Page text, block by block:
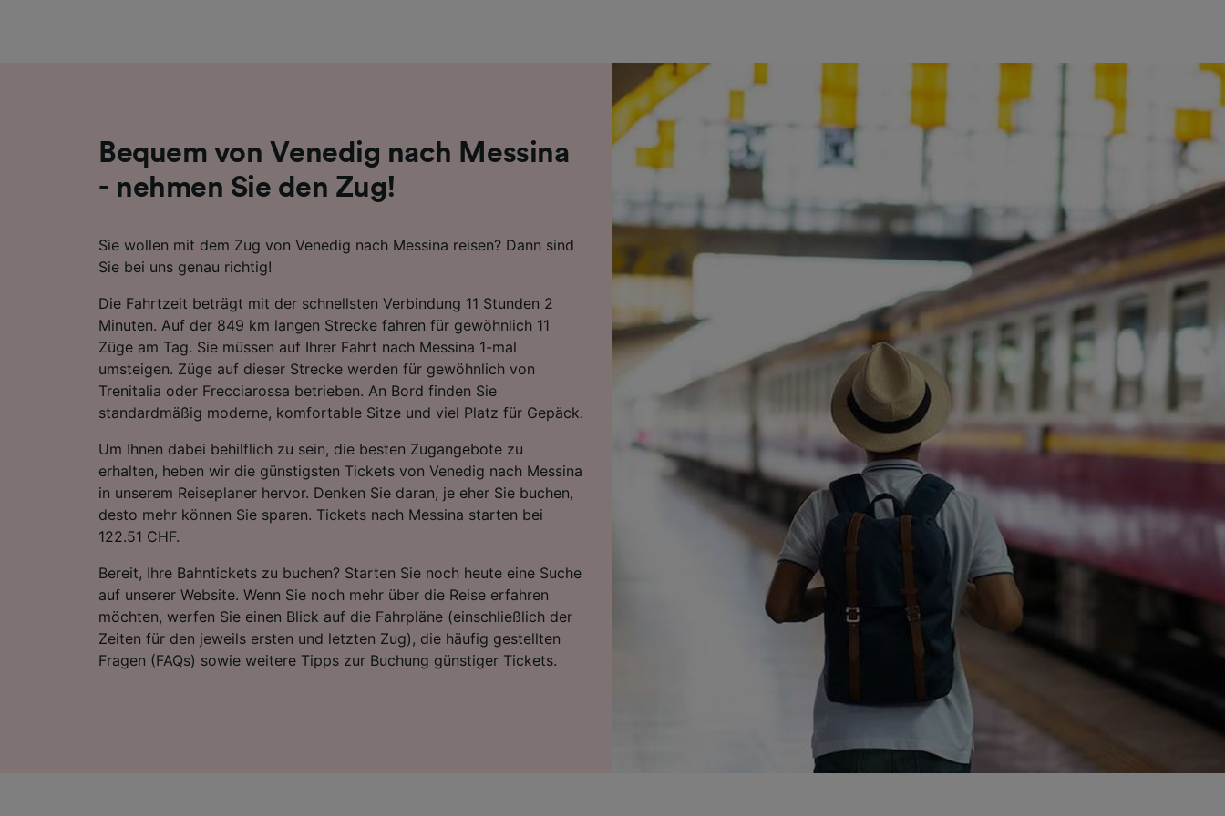
Bequem von Venedig nach Messina
- nehmen Sie den Zug!
Sie wollen mit dem Zug von Venedig nach Messina reisen? Dann sind
Sie bei uns genau richtig!
Die Fahrtzeit beträgt mit der schnellsten Verbindung 11 Stunden 2
Minuten. Auf der 849 km langen Strecke fahren für gewöhnlich 11
Züge am Tag. Sie müssen auf Ihrer Fahrt nach Messina 1-mal
umsteigen. Züge auf dieser Strecke werden für gewöhnlich von
Trenitalia oder Frecciarossa betrieben. An Bord finden Sie
standardmäßig moderne, komfortable Sitze und viel Platz für Gepäck.
Um Ihnen dabei behilflich zu sein, die besten Zugangebote zu
erhalten, heben wir die günstigsten Tickets von Venedig nach Messina
in unserem Reiseplaner hervor. Denken Sie daran, je eher Sie buchen,
desto mehr können Sie sparen. Tickets nach Messina starten bei
122.51 CHF.
Bereit, Ihre Bahntickets zu buchen? Starten Sie noch heute eine Suche
auf unserer Website. Wenn Sie noch mehr über die Reise erfahren
möchten, werfen Sie einen Blick auf die Fahrpläne (einschließlich der
Zeiten für den jeweils ersten und letzten Zug), die häufig gestellten
Fragen (FAQs) sowie weitere Tipps zur Buchung günstiger Tickets.